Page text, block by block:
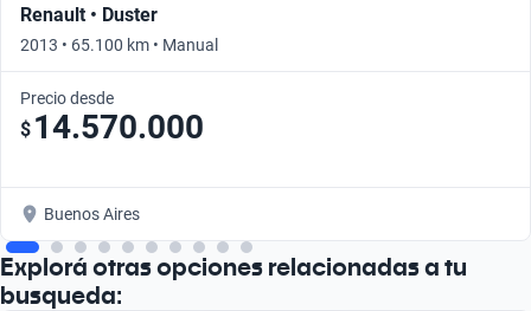
Renault • Duster
2013 • 65.100 km • Manual
Precio desde
$ 14.570.000
Buenos Aires
Explorá otras opciones relacionadas a tu
busqueda: